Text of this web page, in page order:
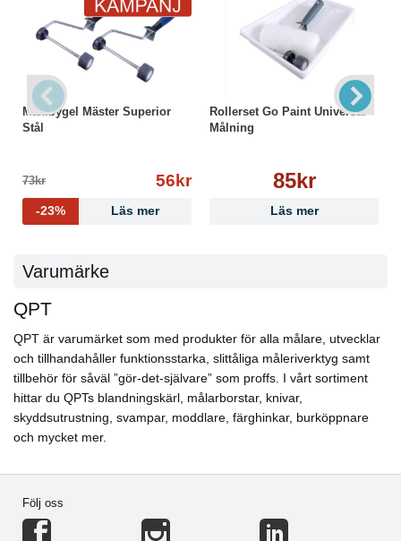
Maxibygel Mäster Superior
Stål
73kr 56kr
-23% Läs mer
Rollerset Go Paint Universal
Målning
85kr
Läs mer
Varumärke
QPT
QPT är varumärket som med produkter för alla målare, utvecklar
och tillhandahåller funktionsstarka, slittåliga måleriverktyg samt
tillbehör för såväl ”gör-det-självare” som proffs. I vårt sortiment
hittar du QPTs blandningskärl, målarborstar, knivar,
skyddsutrustning, svampar, moddlare, färghinkar, burköppnare
och mycket mer.
Följ oss